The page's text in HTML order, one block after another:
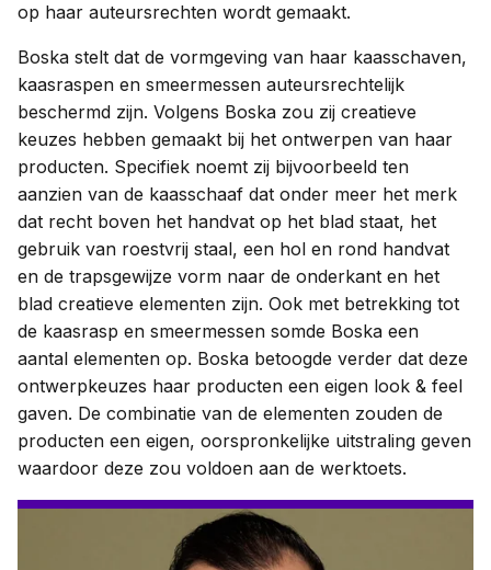
op haar auteursrechten wordt gemaakt.
Boska stelt dat de vormgeving van haar kaasschaven,
kaasraspen en smeermessen auteursrechtelijk
beschermd zijn. Volgens Boska zou zij creatieve
keuzes hebben gemaakt bij het ontwerpen van haar
producten. Specifiek noemt zij bijvoorbeeld ten
aanzien van de kaasschaaf dat onder meer het merk
dat recht boven het handvat op het blad staat, het
gebruik van roestvrij staal, een hol en rond handvat
en de trapsgewijze vorm naar de onderkant en het
blad creatieve elementen zijn. Ook met betrekking tot
de kaasrasp en smeermessen somde Boska een
aantal elementen op. Boska betoogde verder dat deze
ontwerpkeuzes haar producten een eigen look & feel
gaven. De combinatie van de elementen zouden de
producten een eigen, oorspronkelijke uitstraling geven
waardoor deze zou voldoen aan de werktoets.